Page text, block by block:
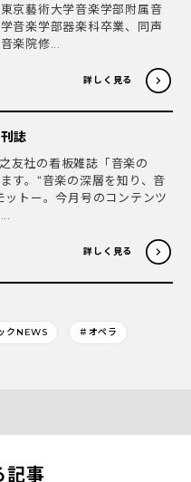
京藝術大学音楽学部附属音
音楽学部器楽科卒業、同声
楽院修...
詳しく見る
誌
友社の看板雑誌「音楽の
す。“音楽の深層を知り、音
ットー。今月号のコンテンツ
詳しく見る
クNEWS ＃オペラ
記事